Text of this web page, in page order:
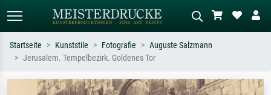
Suchen Sie nach Künstlern, Werktiteln
Beschreiben Sie die Szene – z.B. Grüne
Startseite Kunststile Fotografie
Auguste Salzmann
Jerusalem. Tempelbezirk. Goldenes Tor